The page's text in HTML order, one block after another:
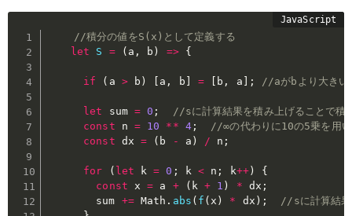
x^2+x+1
//積分の値をS(x)として定義する
let
S = ( a , b ) => {
if ( a > b ) a , b = b , a ; //aがbより大きい
let sum = 0 ;
//sに計算結果を積み上げることで積
const n = 10 ** 4;
//∞の代わりに10の5乗を用
const dx = ( b - a ) / n ;
for ( let k = 0 ; k < n ; k++)
{
const x = a + ( k + 1 ) * dx ;
        sum
+= Math . abs ( f (x ) * dx ) ;
//sに計算結果